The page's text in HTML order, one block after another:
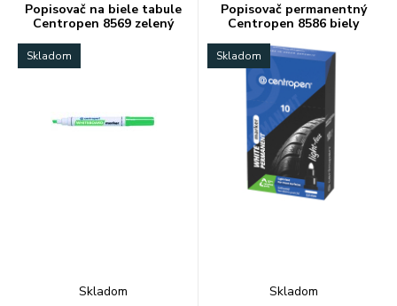
Popisovač na biele tabule
Centropen 8569 zelený
Skladom
Skladom
Popisovač permanentný
Centropen 8586 biely
Skladom
Skladom